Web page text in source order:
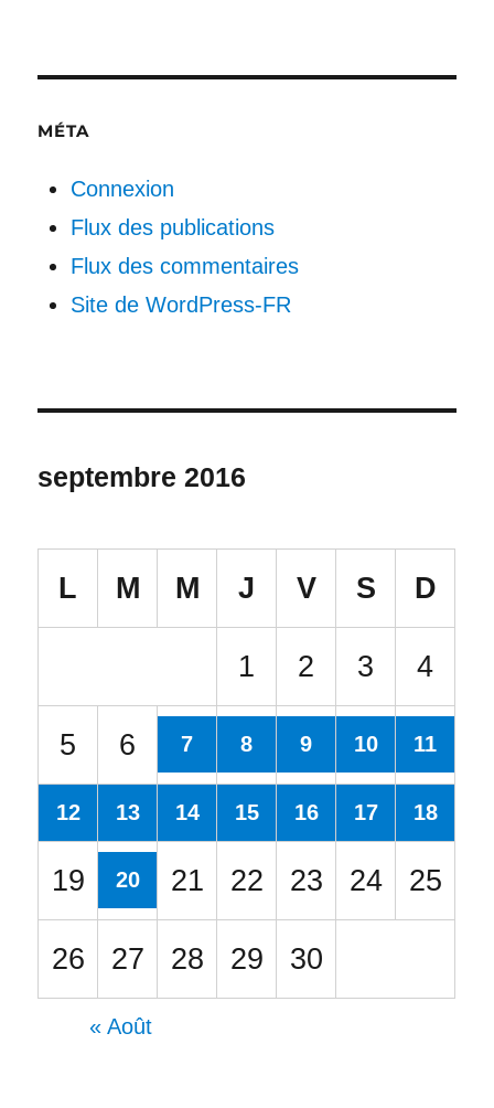
MÉTA
Connexion
Flux des publications
Flux des commentaires
Site de WordPress-FR
septembre 2016
L M M J V S D
1 2 3 4
5 6 7 8 9 10 11
12 13 14 15 16 17 18
19 20 21 22 23 24 25
26 27 28 29 30
« Août